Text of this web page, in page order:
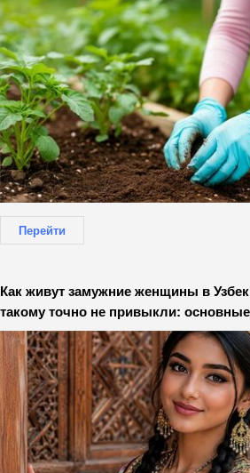
Перейти
Как живут замужние женщины в
такому точно не привыкли: